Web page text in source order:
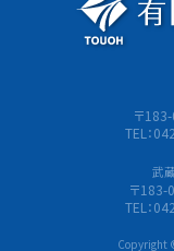
〒
TEL：
武
〒183-
TEL：
Copyright